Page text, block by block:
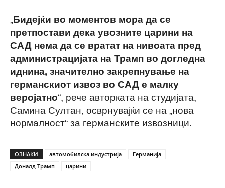
„Бидејќи во моментов мора да се
претпостави дека увозните царини на
САД нема да се вратат на нивоата пред
администрацијата на Трамп во догледна
иднина, значително закрепнување на
германскиот извоз во САД е малку
веројатно“, рече авторката на студијата,
Самина Султан, осврнувајќи се на „нова
нормалност“ за германските извозници.
ОЗНАКИ автомобилска индустрија
Германија
Доналд Трамп
царини